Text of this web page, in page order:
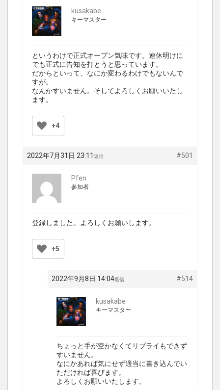
kusakabe
キーマスター
というわけで正式オープン気味です。連休明けに
でも正式に告知を打とうと思っています。
だからといって、なにか変わるわけでもないんで
すが。
なんかすいません。そしてよろしくお願いいたし
ます。
+4
2022年7月31日 23:11 #501
返信
Pfen
参加者
登録しました。よろしくお願いします。
+5
2022年9月8日 14:04 #514
返信
kusakabe
キーマスター
ちょっと手が空かなくてリプライもできず
すいません。
なにかあれば気にせず適当に書き込んでい
ただければ喜びます。
よろしくお願いいたします。